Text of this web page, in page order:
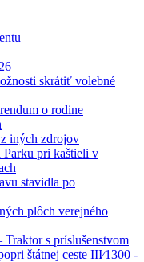
skrátiť volebné
o rodine
iných zdrojov
Parku pri kaštieli v
stavidla po
plôch verejného
s príslušenstvom
štátnej ceste III⁄1300 -